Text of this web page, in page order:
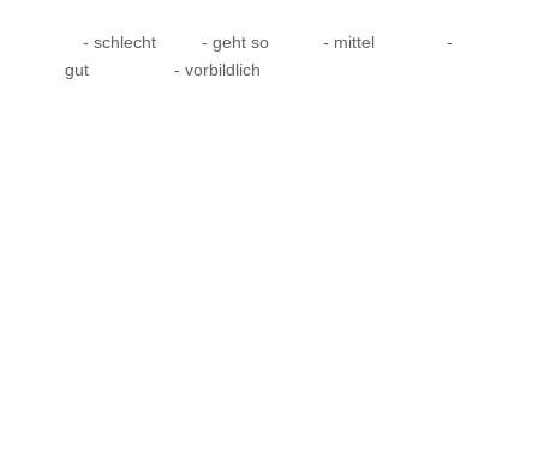
- schlecht - geht so - mittel
-
gut
- vorbildlich